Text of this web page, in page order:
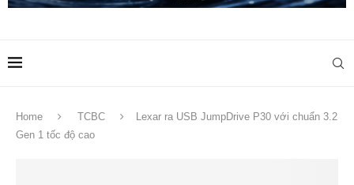
Home TCBC
Lexar ra USB JumpDrive P30 với chuẩn 3.2
Gen 1 tốc độ cao